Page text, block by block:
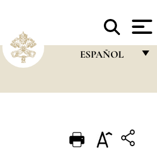
ESPAÑOL
PORTUGUÊS